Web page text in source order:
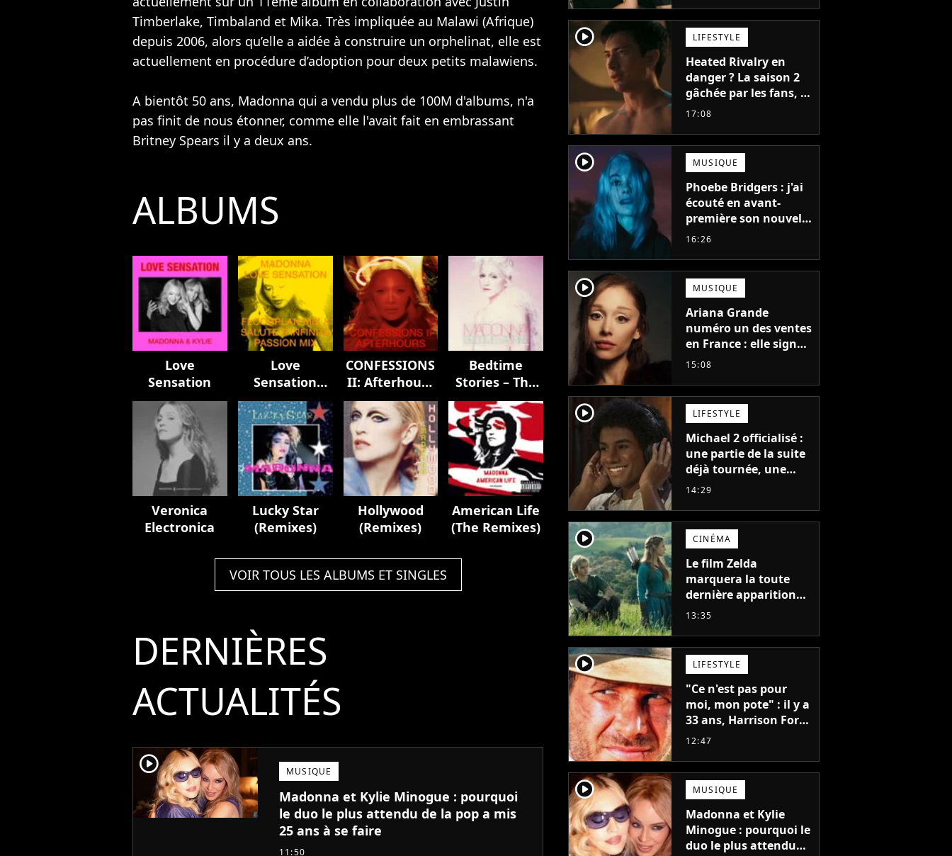
Timberlake, Timbaland et Mika. Très impliquée au Malawi (Afrique)
depuis 2006, alors qu’elle a aidée à construire un orphelinat, elle est
actuellement en procédure d’adoption pour deux petits malawiens.
A bientôt 50 ans, Madonna qui a vendu plus de 100M d'albums, n'a
pas finit de nous étonner, comme elle l'avait fait en embrassant
Britney Spears il y a deux ans.
ALBUMS
Love
Sensation
Love
Sensation
Remixes
CONFESSIONS
II: Afterhours
Edition
Bedtime
Stories – The
Untold
Chapter
Veronica
Electronica
Lucky Star
(Remixes)
Hollywood
(Remixes)
American Life
(The Remixes)
VOIR TOUS LES ALBUMS ET SINGLES
DERNIÈRES
ACTUALITÉS
player2 MUSIQUE
Madonna et Kylie Minogue : pourquoi
le duo le plus attendu de la pop a mis
25 ans à se faire
11:50
player2 LIFESTYLE
Heated Rivalry en
danger ? La saison 2
gâchée par les fans, le
créateur pousse un
17:08
player2 MUSIQUE
Phoebe Bridgers : j'ai
écouté en avant-
première son nouvel
album, c'est le bijou
16:26
player2 MUSIQUE
Ariana Grande
numéro un des ventes
en France : elle signe
le meilleur démarrage
son album Petal
15:08
player2 LIFESTYLE
Michael 2 officialisé :
une partie de la suite
déjà tournée, une
sortie possible en
14:29
player2 CINÉMA
Le film Zelda
marquera la toute
dernière apparition
de cet acteur
disparu trop tôt
13:35
player2 LIFESTYLE
"Ce n'est pas pour
moi, mon pote" : il y a
33 ans, Harrison Ford
refusait l'un des plus
les temps
12:47
player2 MUSIQUE
Madonna et Kylie
Minogue : pourquoi le
duo le plus attendu